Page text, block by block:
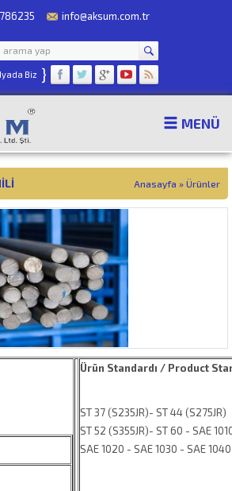
info@aksum.com.tr
Biz }
MENÜ
Anasayfa » Ürünler
Ürün Standardı / Product
ST 37 (S235JR)- ST 44 (S275JR)
ST 52 (S355JR)- ST 60 - SAE
SAE 1020 - SAE 1030 - SAE 1040